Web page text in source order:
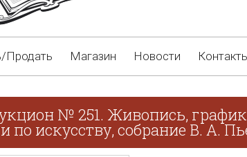
Продать Магазин Новости
№ 251. Живопись,
по искусству, собрание В. А.